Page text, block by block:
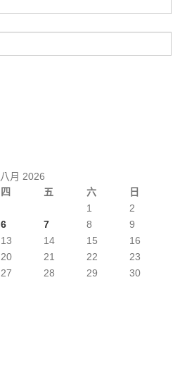
八月 2026
四 五 六 日
1
2
6 7 8
9
13 14 15
16
20 21 22
23
27 28 29
30